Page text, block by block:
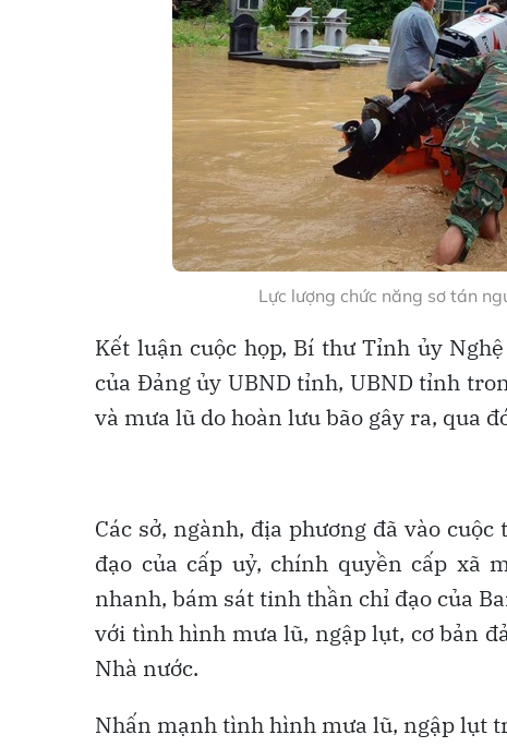
Lực lượng chức năng sơ tán
Kết luận cuộc họp, Bí thư Tỉnh ủy
của Đảng ủy UBND tỉnh, UBND tỉnh
và mưa lũ do hoàn lưu bão gây ra, qua
Các sở, ngành, địa phương đã vào
đạo của cấp uỷ, chính quyền cấp xã
nhanh, bám sát tinh thần chỉ đạo của
với tình hình mưa lũ, ngập lụt, cơ bản
Nhà nước.
Nhấn mạnh tình hình mưa lũ, ngập lụt